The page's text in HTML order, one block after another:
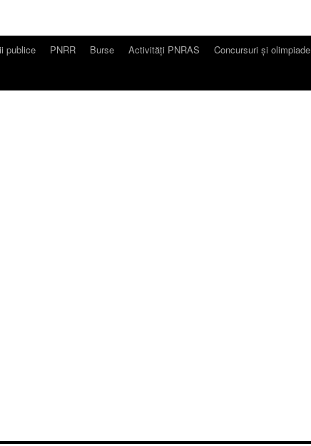
publice PNRR Burse Activități PNRAS Concursuri și olimpiade